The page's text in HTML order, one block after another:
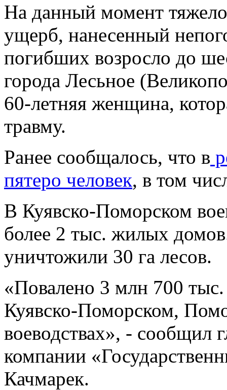
На данный момент
ущерб, нанесенный
погибших возросло до
города Лесьное
60-летняя женщина,
травму.
Ранее сообщалось, что в
пятеро человек, в том
В Куявско-Поморском
более 2 тыс. жилых
уничтожили 30 га лесов.
«Повалено 3 млн 700
Куявско-Поморском,
воеводствах», - сообщил
компании
Качмарек.